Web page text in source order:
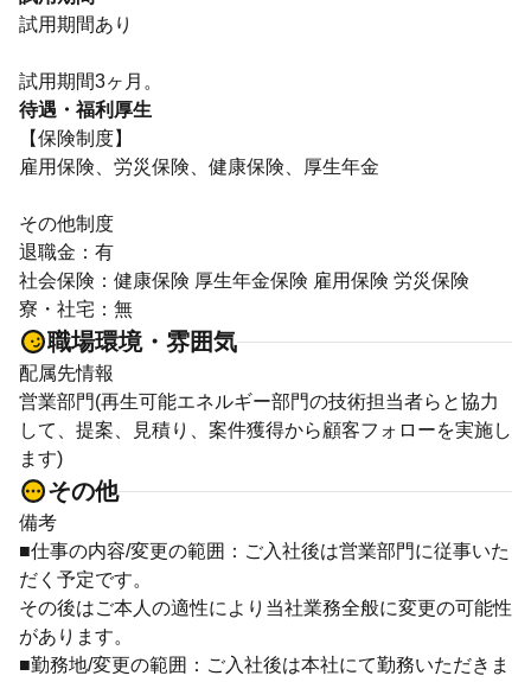
試用期間あり
試用期間3ヶ月。
待遇・福利厚生
【保険制度】
雇用保険、労災保険、健康保険、厚生年金
その他制度
退職金：有
社会保険：健康保険 厚生年金保険 雇用保険 労災保険
寮・社宅：無
職場環境・雰囲気
配属先情報
営業部門(再生可能エネルギー部門の技術担当者らと協力
して、提案、見積り、案件獲得から顧客フォローを実施し
ます)
その他
備考
■仕事の内容/変更の範囲：ご入社後は営業部門に従事いた
だく予定です。
その後はご本人の適性により当社業務全般に変更の可能性
があります。
■勤務地/変更の範囲：ご入社後は本社にて勤務いただきま